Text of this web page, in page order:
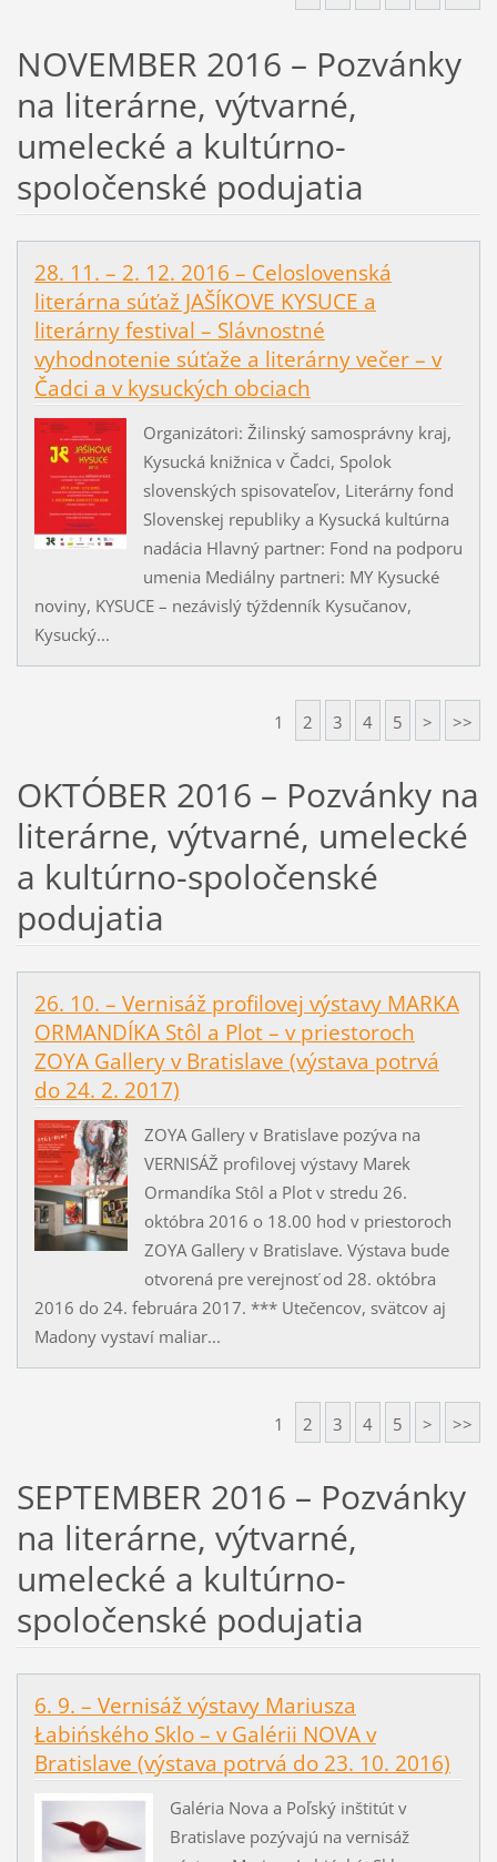
NOVEMBER 2016 – Pozvánky
na literárne, výtvarné,
umelecké a kultúrno-
spoločenské podujatia
28. 11. – 2. 12. 2016 – Celoslovenská
literárna súťaž JAŠÍKOVE KYSUCE a
literárny festival – Slávnostné
vyhodnotenie súťaže a literárny večer – v
Čadci a v kysuckých obciach
Organizátori: Žilinský samosprávny kraj,
Kysucká knižnica v Čadci, Spolok
slovenských spisovateľov, Literárny fond
Slovenskej republiky a Kysucká kultúrna
nadácia Hlavný partner: Fond na podporu
umenia Mediálny partneri: MY Kysucké
noviny, KYSUCE – nezávislý týždenník Kysučanov,
Kysucký...
1 2 3 4 5 > >>
OKTÓBER 2016 – Pozvánky na
literárne, výtvarné, umelecké
a kultúrno-spoločenské
podujatia
26. 10. – Vernisáž profilovej výstavy MARKA
ORMANDÍKA Stôl a Plot – v priestoroch
ZOYA Gallery v Bratislave (výstava potrvá
do 24. 2. 2017)
ZOYA Gallery v Bratislave pozýva na
VERNISÁŽ profilovej výstavy Marek
Ormandíka Stôl a Plot v stredu 26.
októbra 2016 o 18.00 hod v priestoroch
ZOYA Gallery v Bratislave. Výstava bude
otvorená pre verejnosť od 28. októbra
2016 do 24. februára 2017. *** Utečencov, svätcov aj
Madony vystaví maliar...
1 2 3 4 5 > >>
SEPTEMBER 2016 – Pozvánky
na literárne, výtvarné,
umelecké a kultúrno-
spoločenské podujatia
6. 9. – Vernisáž výstavy Mariusza
Łabińského Sklo – v Galérii NOVA v
Bratislave (výstava potrvá do 23. 10. 2016)
Galéria Nova a Poľský inštitút v
Bratislave pozývajú na vernisáž